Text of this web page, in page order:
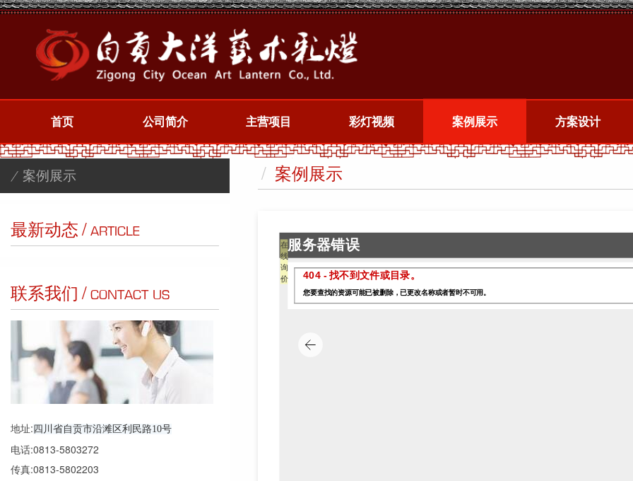
首页 公司简介 主营项目 彩灯视频 案例展示 方案设计
/ 案例展示
最新动态 / ARTICLE
联系我们 / CONTACT US
地址: 四川省自贡市沿滩区利民路10号
电话:0813-5803272
传真:0813-5802203
/ 案例展示
在
线
询
价